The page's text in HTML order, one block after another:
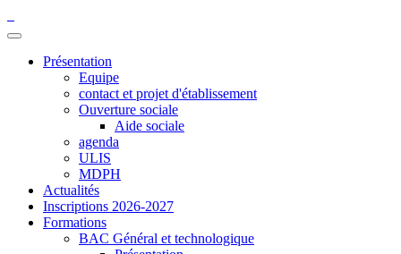
Présentation
Equipe
contact et projet d'établissement
Ouverture sociale
Aide sociale
agenda
ULIS
MDPH
Actualités
Inscriptions 2026-2027
Formations
BAC Général et technologique